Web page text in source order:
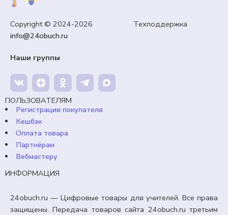
ОФОРМЛЕНИЕ КАБИНЕТА
Оформление доски к 1 сентября «День знаний».
Плакат, речевые облака, листья.
65,00 ₽Кешбэк:
Продавец:24obuch.ru
Copyright © 2024-2026 Техподдержка
info@24obuch.ru
Наши группы
ПОЛЬЗОВАТЕЛЯМ
Регистрация покупателя
Кешбэк
Оплата товара
Партнёрам
Вебмастеру
ИНФОРМАЦИЯ
24obuch.ru — Цифровые товары для учителей. Все права
защищены. Передача товаров сайта 24obuch.ru третьим